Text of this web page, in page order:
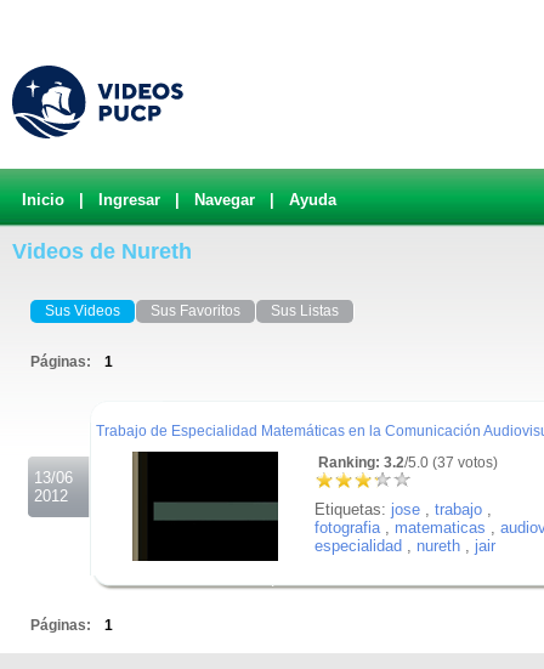
Inicio Ingresar Navegar Ayuda
Videos de Nureth
Sus Videos Sus Favoritos Sus Listas
Páginas: 1
13/06
2012
Trabajo de Especialidad Matemáticas en la Comunicación
Ranking: 3.2/5.0 (37 votos)
Etiquetas: jose trabajo
fotografia
matematicas
especialidad
nureth jair
Páginas: 1